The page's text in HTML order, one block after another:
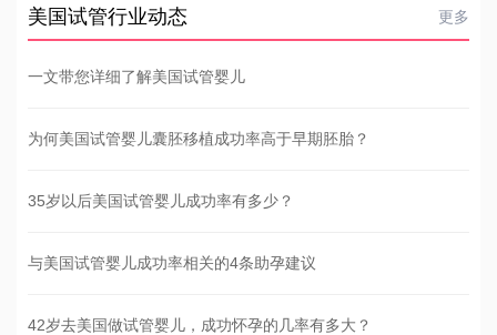
美国试管行业动态 更多
一文带您详细了解美国试管婴儿
为何美国试管婴儿囊胚移植成功率高于早期胚胎？
35岁以后美国试管婴儿成功率有多少？
与美国试管婴儿成功率相关的4条助孕建议
42岁去美国做试管婴儿，成功怀孕的几率有多大？